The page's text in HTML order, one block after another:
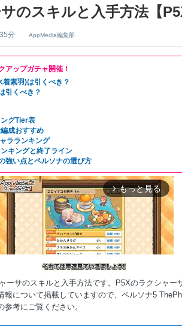
のスキルと入手方法【
分 AppMedia編集部
アップガチャ開催！
素羽)は引くべき？
引くべき？
グTier表
成おすすめ
ラランキング
キングと終了ライン
強い点とペルソナの選び方
arrow_forward_ios もっと見る
ーサのスキルと入手方法です。P5Xのラクシャー
報について掲載していますので、ペルソナ5
参考にご覧ください。